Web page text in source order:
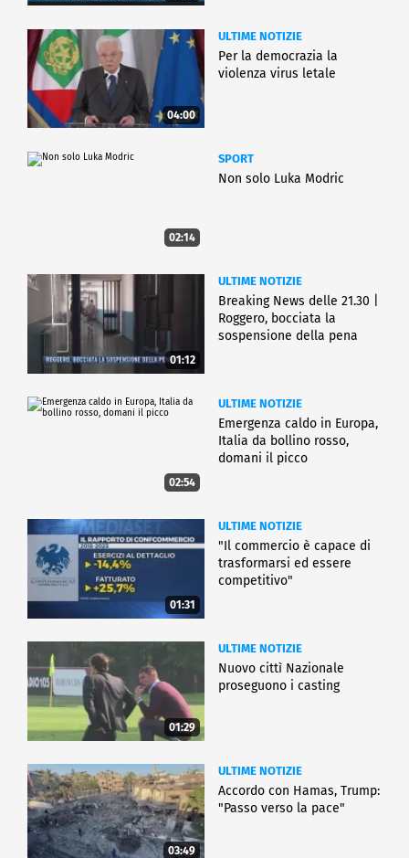
04:00
ULTIME NOTIZIE
Per la democrazia la
violenza virus letale
02:14
SPORT
Non solo Luka Modric
01:12
ULTIME NOTIZIE
Breaking News delle 21.30 |
Roggero, bocciata la
sospensione della pena
02:54
ULTIME NOTIZIE
Emergenza caldo in Europa,
Italia da bollino rosso,
domani il picco
01:31
ULTIME NOTIZIE
"Il commercio è capace di
trasformarsi ed essere
competitivo"
01:29
ULTIME NOTIZIE
Nuovo cittì Nazionale
proseguono i casting
03:49
ULTIME NOTIZIE
Accordo con Hamas, Trump:
"Passo verso la pace"